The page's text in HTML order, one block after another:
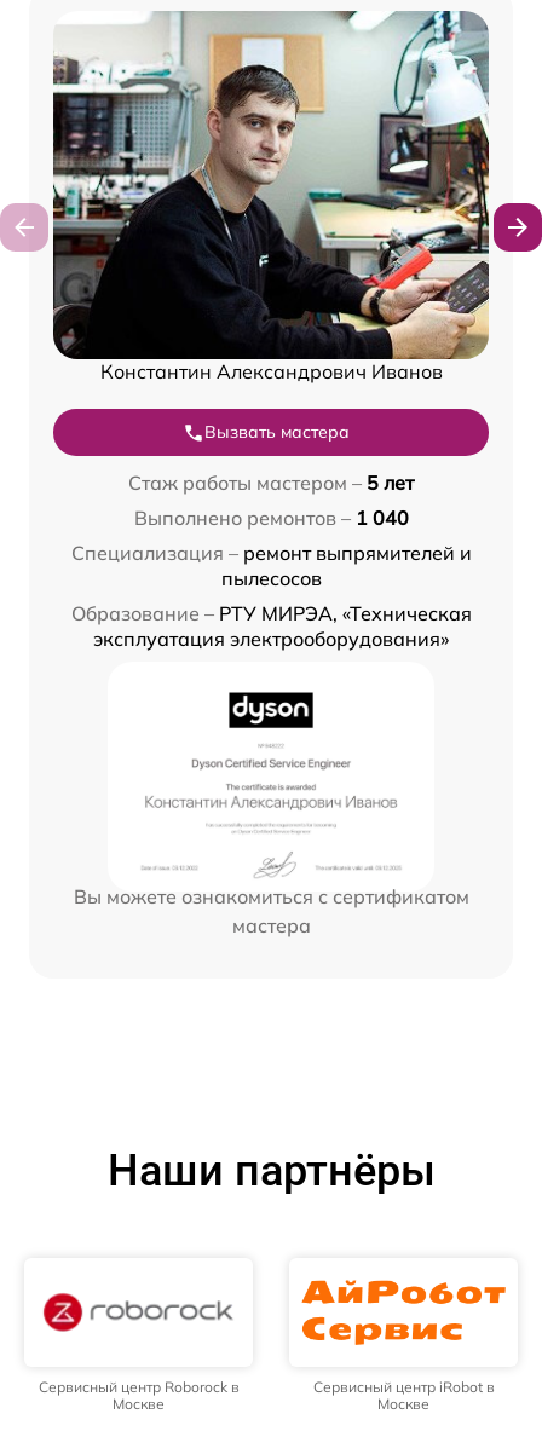
Константин Александрович Иванов
Вызвать мастера
Стаж работы мастером – 5 лет
Выполнено ремонтов – 1 040
Специализация – ремонт выпрямителей и
пылесосов
Образование – РТУ МИРЭА, «Техническая
эксплуатация электрооборудования»
Вы можете ознакомиться с сертификатом
мастера
Наши партнёры
Сервисный центр Roborock в
Москве
Сервисный центр iRobot в
Москве